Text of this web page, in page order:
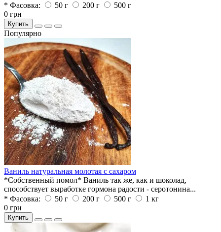
* Фасовка:
50 г 200 г
500 г
0 грн
Купить
Популярно
Ваниль натуральная молотая с сахаром
*Собственный помол* Ваниль так же, как и шоколад,
способствует выработке гормона радости - серотонина...
* Фасовка:
50 г 200 г 500 г
1 кг
0 грн
Купить